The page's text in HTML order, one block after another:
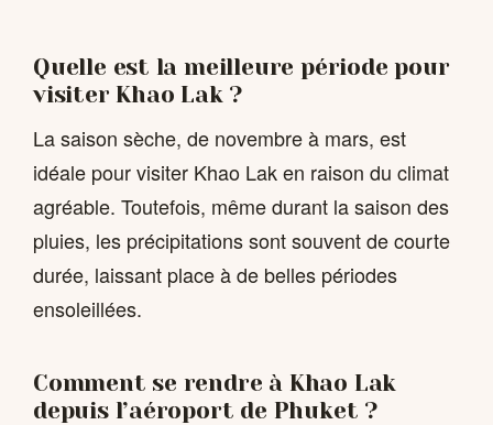
Quelle est la meilleure période pour
visiter Khao Lak ?
La saison sèche, de novembre à mars, est
idéale pour visiter Khao Lak en raison du climat
agréable. Toutefois, même durant la saison des
pluies, les précipitations sont souvent de courte
durée, laissant place à de belles périodes
ensoleillées.
Comment se rendre à Khao Lak
depuis l’aéroport de Phuket ?